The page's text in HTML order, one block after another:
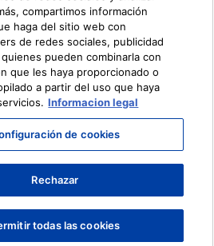
Interno de Información
compartimos información
haga del sitio web con
de redes sociales, publicidad
pueden combinarla con
que les haya proporcionado o
a partir del uso que haya
Informacion legal
de cookies
Rechazar
todas las cookies